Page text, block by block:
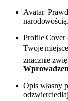
Avatar:
narodowością.
Profile Cover
Twoje
znacznie
Opis własny